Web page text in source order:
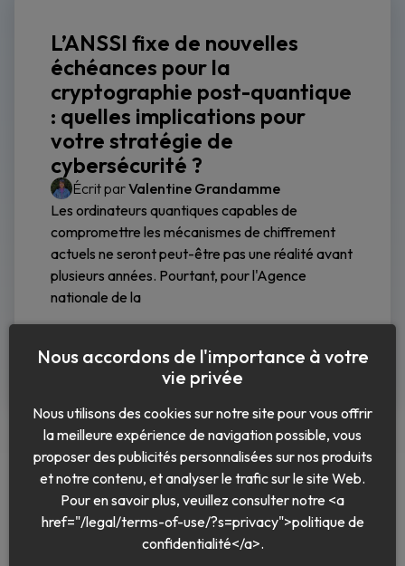
L’ANSSI fixe de nouvelles
échéances pour la
cryptographie post-quantique
: quelles implications pour
votre stratégie de
cybersécurité ?
Écrit parValentine Grandamme
Les ordinateurs quantiques capables de
compromettre les mécanismes de chiffrement
actuels ne seront peut-être pas une réalité avant
plusieurs années. Pourtant, pour l'Agence
nationale de la
Lire la suite
Français
Nous accordons de l'importance à votre
vie privée
Nous utilisons des cookies sur notre site pour vous offrir
la meilleure expérience de navigation possible, vous
proposer des publicités personnalisées sur nos produits
et notre contenu, et analyser le trafic sur le site Web.
Pour en savoir plus, veuillez consulter notre <a
href="/legal/terms-of-use/?s=privacy">politique de
confidentialité</a>.